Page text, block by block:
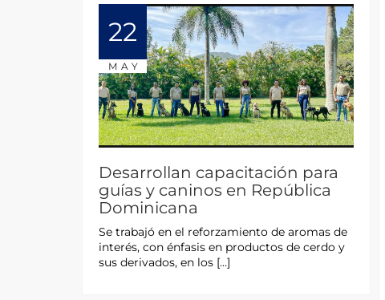
22
MAY
Desarrollan capacitación para
guías y caninos en República
Dominicana
Se trabajó en el reforzamiento de aromas de
interés, con énfasis en productos de cerdo y
sus derivados, en los […]